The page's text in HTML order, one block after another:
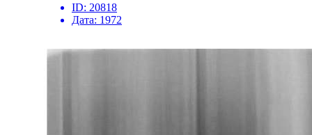
ID: 20818
Дата: 1972